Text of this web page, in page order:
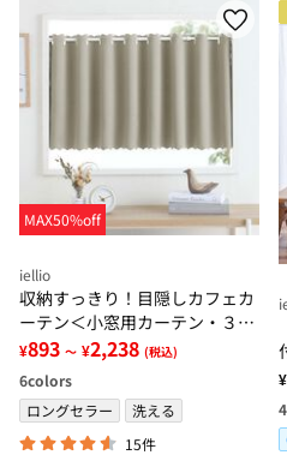
MAX50%off
iellio
収納すっきり！目隠しカフェカ
ーテン＜小窓用カーテン・３級
遮光カーテン・間仕切りカーテ
ン・洗濯可・押し入れ収納隠し
＞
¥893 ～ ¥2,238 (税込)
6colors
ロングセラー
洗える
15件
¥
4